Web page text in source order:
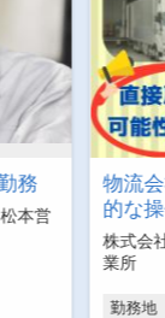
務
本営
物流
的な
株式会
業所
勤務地